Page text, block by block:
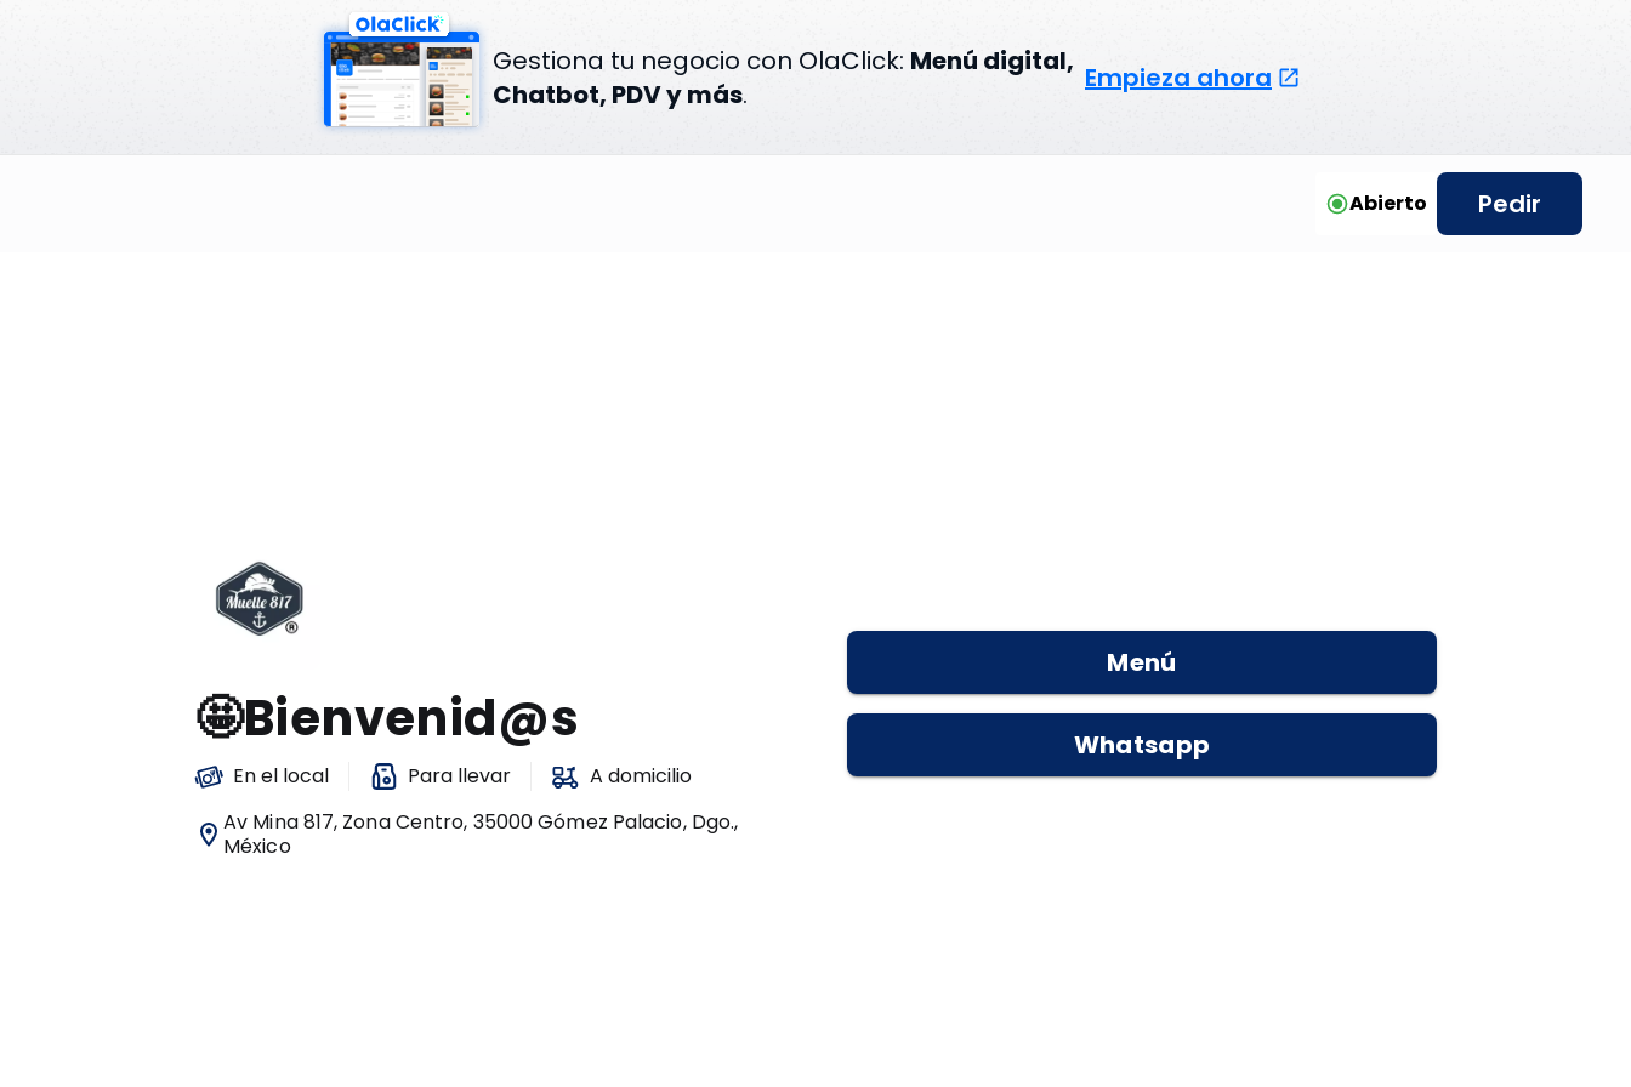
Gestiona tu negocio con OlaClick: Menú digital,
Chatbot, PDV y más. Empieza ahora
Abierto Pedir
🤩Bienvenid@s
En el local Para llevar
A domicilio
Av Mina 817, Zona Centro, 35000 Gómez Palacio, Dgo.,
México
Menú
Whatsapp